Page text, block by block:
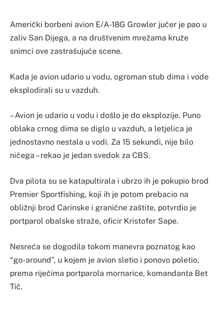
Američki borbeni avion E/A-18G Growler jučer je pao u
zaliv San Dijega, a na društvenim mrežama kruže
snimci ove zastrašujuće scene.
Kada je avion udario u vodu, ogroman stub dima i vode
eksplodirali su u vazduh.
– Avion je udario u vodu i došlo je do eksplozije. Puno
oblaka crnog dima se diglo u vazduh, a letjelica je
jednostavno nestala u vodi. Za 15 sekundi, nije bilo
ničega – rekao je jedan svedok za CBS.
Dva pilota su se katapultirala i ubrzo ih je pokupio brod
Premier Sportfishing, koji ih je potom prebacio na
obližnji brod Carinske i granične zaštite, potvrdio je
portparol obalske straže, oficir Kristofer Sape.
Nesreća se dogodila tokom manevra poznatog kao
“go-around”, u kojem je avion sletio i ponovo poletio,
prema riječima portparola mornarice, komandanta Bet
Tič.